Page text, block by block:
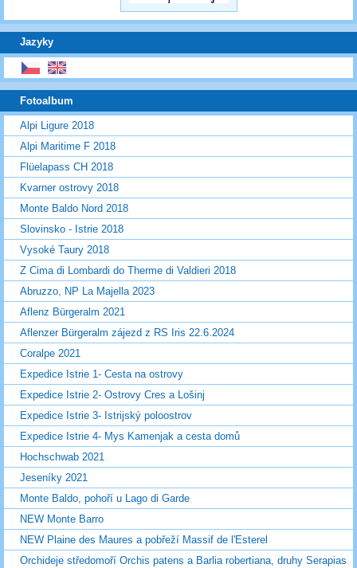
Jazyky
Fotoalbum
Alpi Ligure 2018
Alpi Maritime F 2018
Flüelapass CH 2018
Kvarner ostrovy 2018
Monte Baldo Nord 2018
Slovinsko - Istrie 2018
Vysoké Taury 2018
Z Cima di Lombardi do Therme di Valdieri 2018
Abruzzo, NP La Majella 2023
Aflenz Bürgeralm 2021
Aflenzer Bürgeralm zájezd z RS Iris 22.6.2024
Coralpe 2021
Expedice Istrie 1- Cesta na ostrovy
Expedice Istrie 2- Ostrovy Cres a Lošinj
Expedice Istrie 3- Istrijský poloostrov
Expedice Istrie 4- Mys Kamenjak a cesta domů
Hochschwab 2021
Jeseníky 2021
Monte Baldo, pohoří u Lago di Garde
NEW Monte Barro
NEW Plaine des Maures a pobřeží Massif de l'Esterel
Orchideje středomoří Orchis patens a Barlia robertiana, druhy Serapias